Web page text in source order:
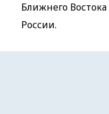
Ближнего
России.